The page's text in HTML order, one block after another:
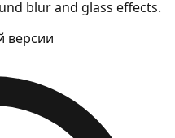
blur and glass effects.
версии